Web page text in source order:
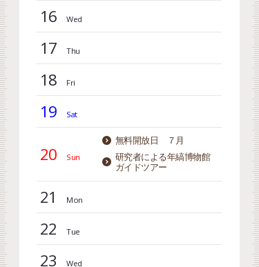
16
17
18
19
20
無料開放日 ７月
研究者による年縞博物館
ガイドツアー
21
22
23